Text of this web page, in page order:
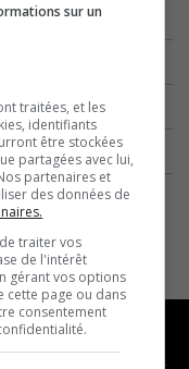
sur un
traitées, et les
identifiants
être stockées
partagées avec lui,
partenaires et
des données de
traiter vos
de l'intérêt
gérant vos options
cette page ou dans
consentement